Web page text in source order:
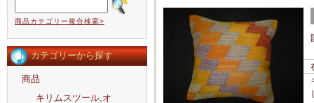
商品カテゴリー複合検索>
カテゴリーから探す
商品
キリムスツール,オ